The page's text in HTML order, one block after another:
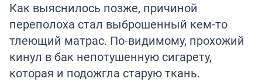
Как выяснилось позже, причиной
переполоха стал выброшенный кем-то
тлеющий матрас. По-видимому, прохожий
кинул в бак непотушенную сигарету,
которая и подожгла старую ткань.